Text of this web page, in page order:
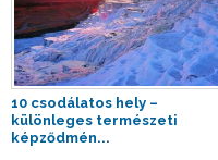
10 csodálatos hely –
különleges természeti
képződmén...